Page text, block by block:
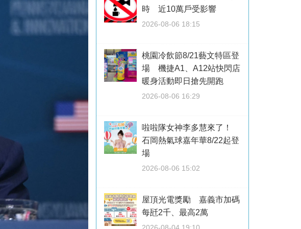
時 近10萬戶受影響
2026-08-06 18:15
桃園冷飲節8/21藝文特區登
場 機捷A1、A12站快閃店
暖身活動即日搶先開跑
2026-08-06 16:29
啦啦隊女神李多慧來了！
石岡熱氣球嘉年華8/22起登
場
2026-08-06 15:02
屋頂光電獎勵 嘉義市加碼
每瓩2千、最高2萬